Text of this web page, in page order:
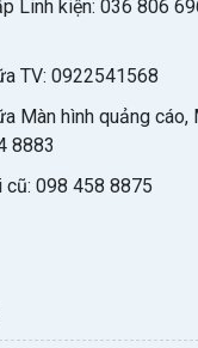
Linh kiện: 036 806
TV: 0922541568
Màn hình quảng cáo,
8883
098 458 8875